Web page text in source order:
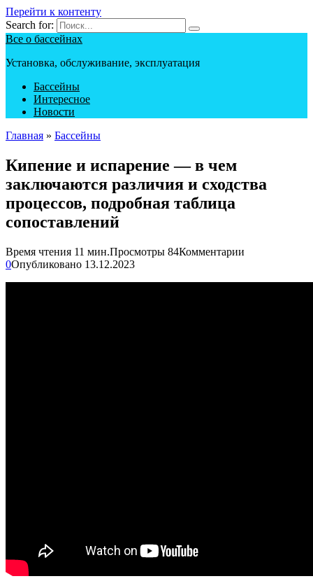
Перейти к контенту
Search for:
Все о бассейнах
Установка, обслуживание, эксплуатация
Бассейны
Интересное
Новости
Главная » Бассейны
Кипение и испарение — в чем
заключаются различия и сходства
процессов, подробная таблица
сопоставлений
Время чтения 11 мин.Просмотры 84Комментарии
0Опубликовано 13.12.2023